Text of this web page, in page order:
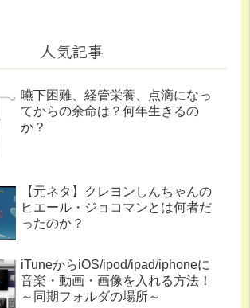
人気記事
嚥下困難、経管栄養、点滴になっ
てからの余命は？何年生きるの
か？
【元ネタ】クレヨンしんちゃんの
ヒエール・ジョコマンとは何者だ
ったのか？
iTuneからiOS/ipod/ipad/iphoneに
音楽・動画・画像を入れる方法！
～同期フォルダの場所～